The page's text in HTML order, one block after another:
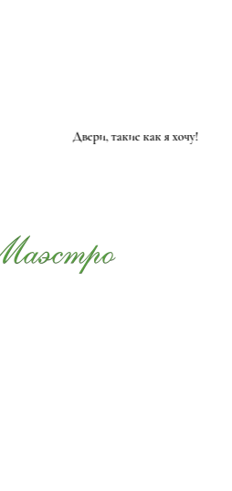
Двери, такие как я хочу!